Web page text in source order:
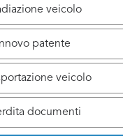
veicolo
patente
veicolo
documenti